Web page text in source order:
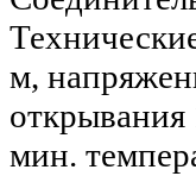
м,
открывания
мин.